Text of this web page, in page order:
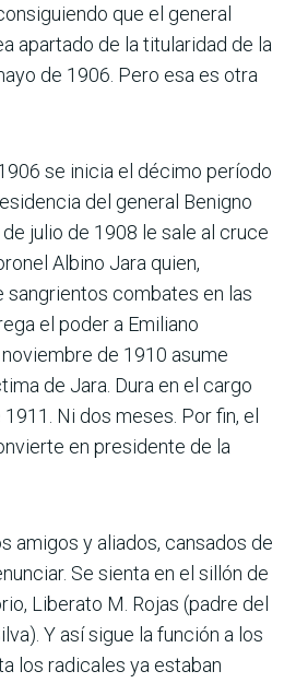
que el general
apartado de la titularidad de la
de 1906. Pero esa es otra
se inicia el décimo período
del general Benigno
julio de 1908 le sale al cruce
Albino Jara quien,
sangrientos combates en las
el poder a Emiliano
de 1910 asume
de Jara. Dura en el cargo
Ni dos meses. Por fin, el
en presidente de la
amigos y aliados, cansados de
Se sienta en el sillón de
Liberato M. Rojas (padre del
Y así sigue la función a los
los radicales ya estaban